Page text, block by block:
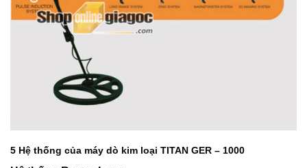
5 Hệ thống của máy dò kim loại TITAN GER – 1000